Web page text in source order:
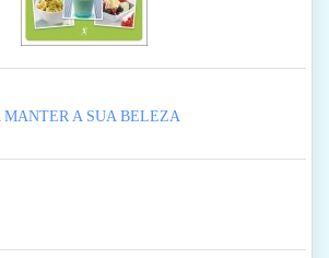
MANTER A SUA BELEZA